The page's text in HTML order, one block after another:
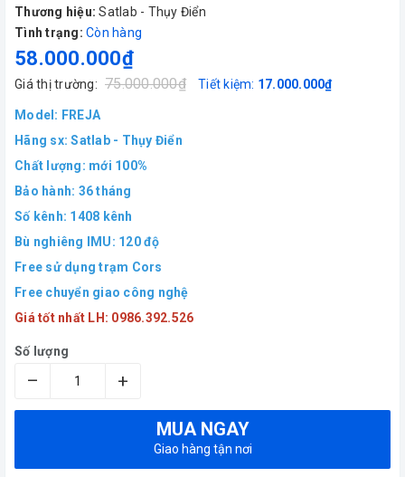
Thương hiệu: Satlab - Thụy Điển
Tình trạng: Còn hàng
58.000.000₫
Giá thị trường: 75.000.000₫ Tiết kiệm: 17.000.000₫
Model: FREJA
Hãng sx: Satlab - Thụy Điển
Chất lượng: mới 100%
Bảo hành: 36 tháng
Số kênh: 1408 kênh
Bù nghiêng IMU: 120 độ
Free sử dụng trạm Cors
Free chuyển giao công nghệ
Giá tốt nhất LH: 0986.392.526
Số lượng
– +
MUA NGAY
Giao hàng tận nơi